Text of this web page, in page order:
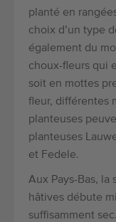
planté en
choix d’un type
également du
choux-fleurs qui
soit en mottes
fleur, différentes
planteuses
planteuses
et Fedele.
Aux Pays-Bas, la
hâtives débute
suffisamment